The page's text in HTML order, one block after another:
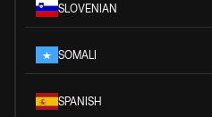
SLOVENIAN
SOMALI
SPANISH